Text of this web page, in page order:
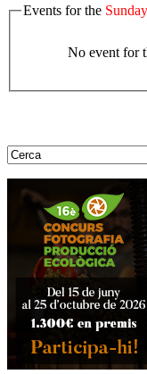
Events for the Sunday
No event for